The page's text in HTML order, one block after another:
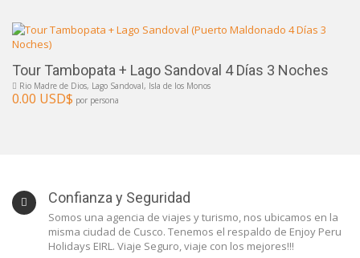
Tour Tambopata + Lago Sandoval 4 Días 3 Noches
Rio Madre de Dios, Lago Sandoval, Isla de los Monos
0.00 USD$ por persona
Confianza y Seguridad
Somos una agencia de viajes y turismo, nos ubicamos en la
misma ciudad de Cusco. Tenemos el respaldo de Enjoy Peru
Holidays EIRL. Viaje Seguro, viaje con los mejores!!!